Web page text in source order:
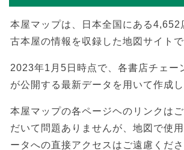
本屋マップは、日本全国にある4,652
古本屋の情報を収録した地図サイトで
2023年1月5日時点で、各書店チェー
が公開する最新データを用いて作成し
本屋マップの各ページヘのリンクは
だいて問題ありませんが、地図で使
ータへの直接アクセスはご遠慮くださ